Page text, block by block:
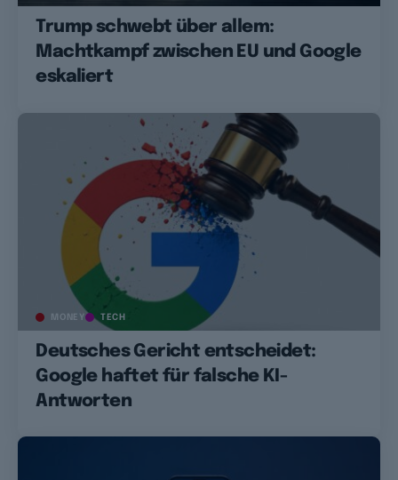
Trump schwebt über allem:
Machtkampf zwischen EU und Google
eskaliert
MONEY TECH
Deutsches Gericht entscheidet:
Google haftet für falsche KI-
Antworten